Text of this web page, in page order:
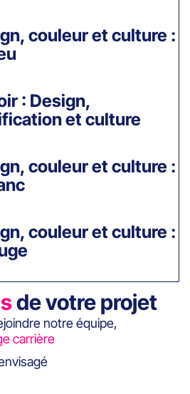
couleur et culture :
: Design,
et culture
couleur et culture :
couleur et culture :
de votre projet
notre équipe,
carrière